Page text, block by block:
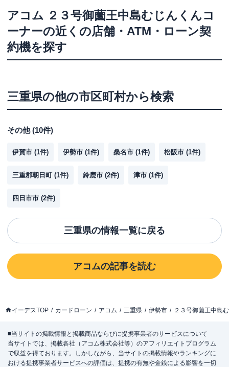
アコム ２３号御薗王中島むじんくんコ
ーナーの近くの店舗・ATM・ローン契
約機を探す
三重県の他の市区町村から検索
その他(10件)
伊賀市 (1件) 伊勢市 (1件) 桑名市 (1件) 松阪市 (1件)
三重郡朝日町 (1件) 鈴鹿市 (2件) 津市 (1件)
四日市市 (2件)
三重県の情報一覧に戻る
アコムの記事を読む
イーデスTOP カードローン アコム 三重県 伊勢市 ２３号御薗王中島
■当サイトの掲載情報と掲載商品ならびに提携事業者のサービスについて
当サイトでは、掲載各社（アコム株式会社等）のアフィリエイトプログラム
で収益を得ております。しかしながら、当サイトの掲載情報やランキングに
おける提携事業者サービスへの評価は、提携の有無や金銭による影響を一切